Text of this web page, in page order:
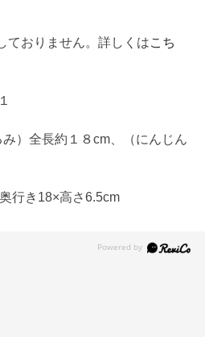
ておりません。詳しくはこち
）全長約１８cm、（にんじん
行き18×高さ6.5cm